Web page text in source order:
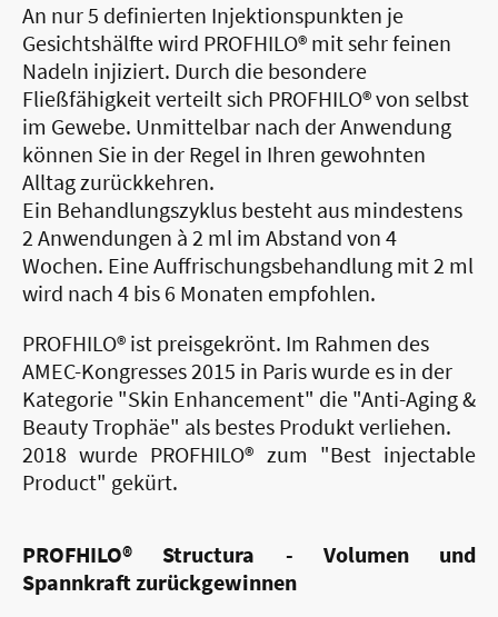
An nur 5 definierten Injektionspunkten je
Gesichtshälfte wird PROFHILO® mit sehr feinen
Nadeln injiziert. Durch die besondere
Fließfähigkeit verteilt sich PROFHILO® von selbst
im Gewebe. Unmittelbar nach der Anwendung
können Sie in der Regel in Ihren gewohnten
Alltag zurückkehren.
Ein Behandlungszyklus besteht aus mindestens
2 Anwendungen à 2 ml im Abstand von 4
Wochen. Eine Auffrischungsbehandlung mit 2 ml
wird nach 4 bis 6 Monaten empfohlen.
PROFHILO® ist preisgekrönt. Im Rahmen des
AMEC-Kongresses 2015 in Paris wurde es in der
Kategorie "Skin Enhancement" die "Anti-Aging &
Beauty Trophäe" als bestes Produkt verliehen.
2018 wurde PROFHILO® zum "Best injectable
Product" gekürt.
PROFHILO® Structura - Volumen und
Spannkraft zurückgewinnen